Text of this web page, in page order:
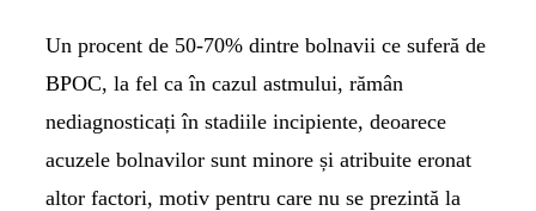
Un procent de 50-70% dintre bolnavii ce suferă de
BPOC, la fel ca în cazul astmului, rămân
nediagnosticați în stadiile incipiente, deoarece
acuzele bolnavilor sunt minore și atribuite eronat
altor factori, motiv pentru care nu se prezintă la